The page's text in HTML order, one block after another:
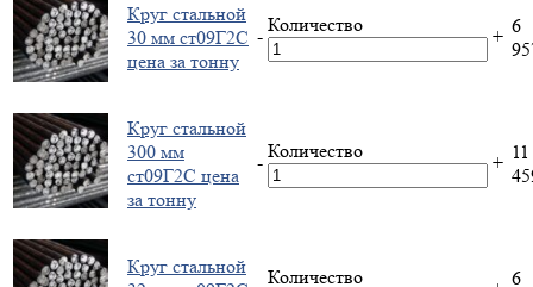
Круг стальной
30 мм ст09Г2С
цена за тонну
-
Количество
+ 6
Круг стальной
300 мм
ст09Г2С цена
за тонну
-
Количество
+ 11
Круг стальной
Количество
6